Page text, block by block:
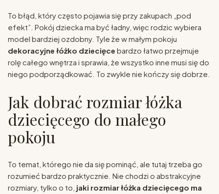
To błąd, który często pojawia się przy zakupach „pod
efekt”. Pokój dziecka ma być ładny, więc rodzic wybiera
model bardziej ozdobny. Tyle że w małym pokoju
dekoracyjne łóżko dziecięce bardzo łatwo przejmuje
rolę całego wnętrza i sprawia, że wszystko inne musi się do
niego podporządkować. To zwykle nie kończy się dobrze.
Jak dobrać rozmiar łóżka
dziecięcego do małego
pokoju
To temat, którego nie da się pominąć, ale tutaj trzeba go
rozumieć bardzo praktycznie. Nie chodzi o abstrakcyjne
rozmiary, tylko o to, jaki rozmiar łóżka dziecięcego ma